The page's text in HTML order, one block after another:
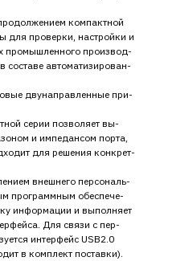
компактной
для проверки, настройки и
промышленного производ-
составе автоматизирован-
двунаправленные при-
серии позволяет вы-
и импедансом порта,
для решения конкрет-
внешнего персональ-
программным обеспече-
информации и выполняет
Для связи с пер-
интерфейс USB2.0
в комплект поставки).